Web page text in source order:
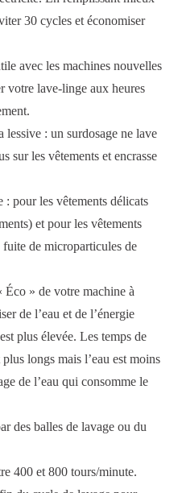
30 cycles et économiser
avec les machines nouvelles
votre lave-linge aux heures
lessive : un surdosage ne lave
sur les vêtements et encrasse
pour les vêtements délicats
et pour les vêtements
de microparticules de
» de votre machine à
de l’eau et de l’énergie
plus élevée. Les temps de
longs mais l’eau est moins
de l’eau qui consomme le
des balles de lavage ou du
400 et 800 tours/minute.